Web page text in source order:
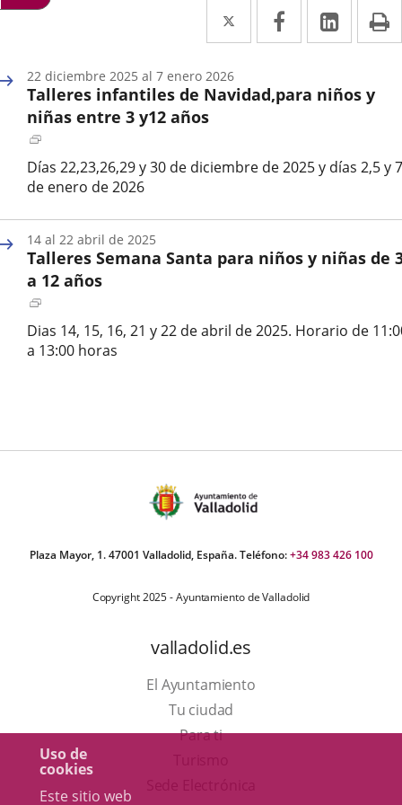
Uso de
cookies
Este sitio web
Twitter
Enlace
a
aplicación
Facebook
Enlace
a
aplicación
Enlace
a
Talleres infantiles de Navidad,para niños y
niñas entre 3 y12 años
Enlace
a
una
aplicación
externa.
Días 22,23,26,29 y 30 de diciembre de 2025 y días 2,5 y 7
de enero de 2026
inicio
del
evento
22 diciembre 2025 al 7 enero 2026
Talleres Semana Santa para niños y niñas de
a 12 años
Enlace
una
aplicación
Dias 14, 15, 16, 21 y 22 de abril de 2025. Horario de
a 13:00 horas
14 al 22 abril de 2025
Plaza Mayor, 1. 47001 Valladolid, España. Teléfono:+34 983 426 100
Copyright 2025 - Ayuntamiento de Valladolid
valladolid.es
El Ayuntamiento
Tu ciudad
Para ti